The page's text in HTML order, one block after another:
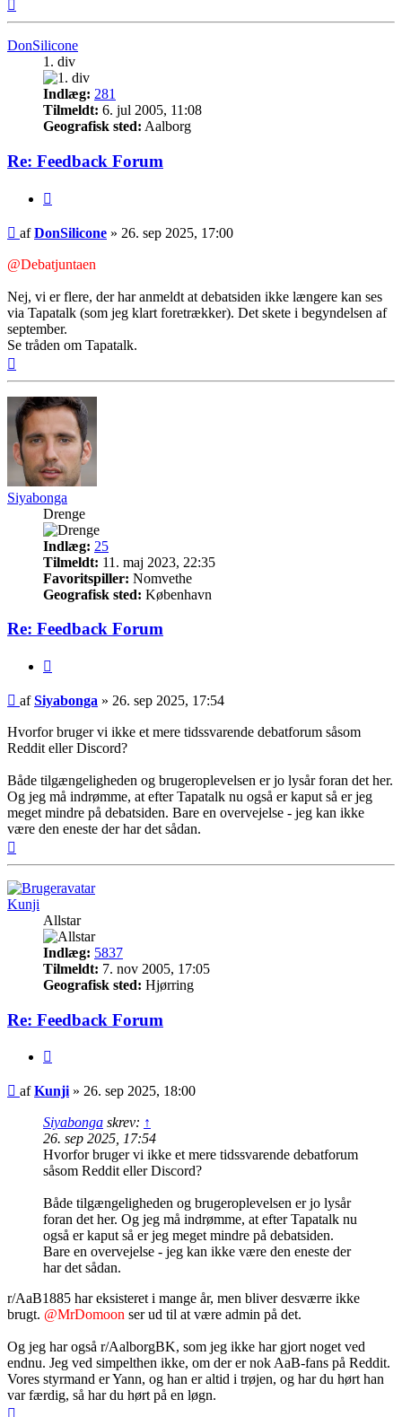
DonSilicone
1. div
Indlæg: 281
Tilmeldt: 6. jul 2005, 11:08
Geografisk sted: Aalborg
Re: Feedback Forum
Indlæg
afDonSilicone » 26. sep 2025, 17:00
@Debatjuntaen
Nej, vi er flere, der har anmeldt at debatsiden ikke længere kan ses
via Tapatalk (som jeg klart foretrækker). Det skete i begyndelsen af
september.
Se tråden om Tapatalk.
Siyabonga
Drenge
Indlæg: 25
Tilmeldt: 11. maj 2023, 22:35
Favoritspiller: Nomvethe
Geografisk sted: København
Re: Feedback Forum
Indlæg
afSiyabonga » 26. sep 2025, 17:54
Hvorfor bruger vi ikke et mere tidssvarende debatforum såsom
Reddit eller Discord?
Både tilgængeligheden og brugeroplevelsen er jo lysår foran det her.
Og jeg må indrømme, at efter Tapatalk nu også er kaput så er jeg
meget mindre på debatsiden. Bare en overvejelse - jeg kan ikke
være den eneste der har det sådan.
Kunji
Allstar
Indlæg: 5837
Tilmeldt: 7. nov 2005, 17:05
Geografisk sted: Hjørring
Re: Feedback Forum
Indlæg
afKunji» 26. sep 2025, 18:00
Siyabonga skrev: ↑
26. sep 2025, 17:54
Hvorfor bruger vi ikke et mere tidssvarende debatforum
såsom Reddit eller Discord?
Både tilgængeligheden og brugeroplevelsen er jo lysår
foran det her. Og jeg må indrømme, at efter Tapatalk nu
også er kaput så er jeg meget mindre på debatsiden.
Bare en overvejelse - jeg kan ikke være den eneste der
har det sådan.
r/AaB1885 har eksisteret i mange år, men bliver desværre ikke
brugt. @MrDomoon ser ud til at være admin på det.
Og jeg har også r/AalborgBK, som jeg ikke har gjort noget ved
endnu. Jeg ved simpelthen ikke, om der er nok AaB-fans på Reddit.
Vores styrmand er Yann, og han er altid i trøjen, og har du hørt han
var færdig, så har du hørt på en løgn.